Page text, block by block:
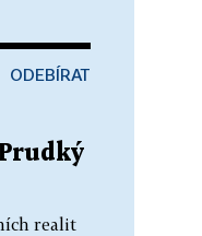
ODEBÍRAT
realit